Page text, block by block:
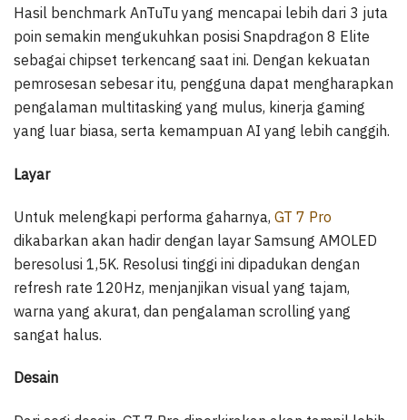
Hasil benchmark AnTuTu yang mencapai lebih dari 3 juta
poin semakin mengukuhkan posisi Snapdragon 8 Elite
sebagai chipset terkencang saat ini. Dengan kekuatan
pemrosesan sebesar itu, pengguna dapat mengharapkan
pengalaman multitasking yang mulus, kinerja gaming
yang luar biasa, serta kemampuan AI yang lebih canggih.
Layar
Untuk melengkapi performa gaharnya, GT 7 Pro
dikabarkan akan hadir dengan layar Samsung AMOLED
beresolusi 1,5K. Resolusi tinggi ini dipadukan dengan
refresh rate 120Hz, menjanjikan visual yang tajam,
warna yang akurat, dan pengalaman scrolling yang
sangat halus.
Desain